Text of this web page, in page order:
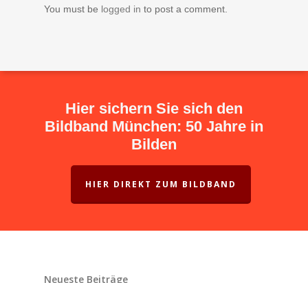
You must be logged in to post a comment.
Hier sichern Sie sich den
Bildband München: 50 Jahre in
Bilden
HIER DIREKT ZUM BILDBAND
Neueste Beiträge